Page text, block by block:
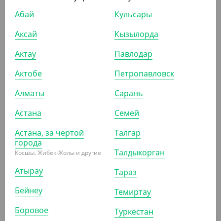
ПОХОЖИЕ ТОВАРЫ
(13.20₸ /ШТ)
Соусница 125 мл, d 74 мм, без крышки, Cyclyc
УП (100)
АРТ. 23011061
Абай
Аксай
Актау
Актобе
Алматы
Астана
Астана, за чертой
города
Косшы, Жибек-Жолы и другие
Атырау
Бейнеу
Боровое
Кульсары
Кызылорда
Павлодар
Петропавловск
Сарань
Семей
Талгар
Талдыкорган
Тараз
Темиртау
Туркестан